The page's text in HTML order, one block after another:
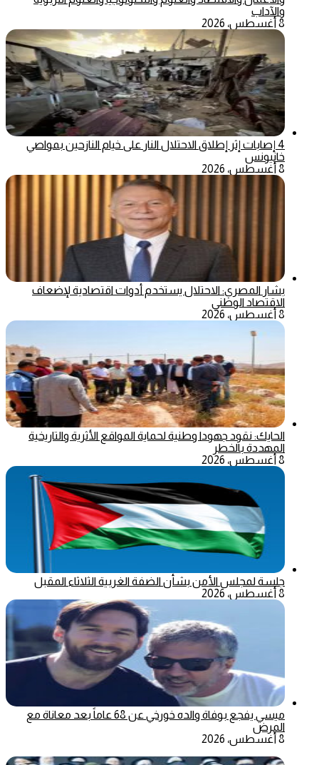
والآداب
8 أغسطس، 2026
4 إصابات إثر إطلاق الاحتلال النار على خيام النازحين بمواصي
خانيونس
8 أغسطس، 2026
بشار المصري: الاحتلال يستخدم أدوات اقتصادية لإضعاف
الاقتصاد الوطني
8 أغسطس، 2026
الحايك: نقود جهودا وطنية لحماية المواقع الأثرية والتاريخية
المهددة بالخطر
8 أغسطس، 2026
جلسة لمجلس الأمن بشأن الضفة الغربية الثلاثاء المقبل
8 أغسطس، 2026
ميسي يفجع بوفاة والده خورخي عن 68 عاماً بعد معاناة مع
المرض
8 أغسطس، 2026